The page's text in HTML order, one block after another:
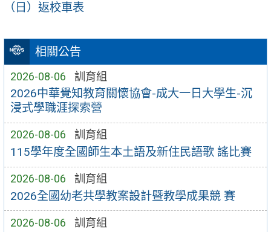
相關公告
2026-08-06 訓育組
2026中華覺知教育關懷協會-成大一日大學生-沉
浸式學職涯探索營
2026-08-06 訓育組
115學年度全國師生本土語及新住民語歌 謠比賽
2026-08-06 訓育組
2026全國幼老共學教案設計暨教學成果競 賽
2026-08-06 訓育組
（日）返校車表